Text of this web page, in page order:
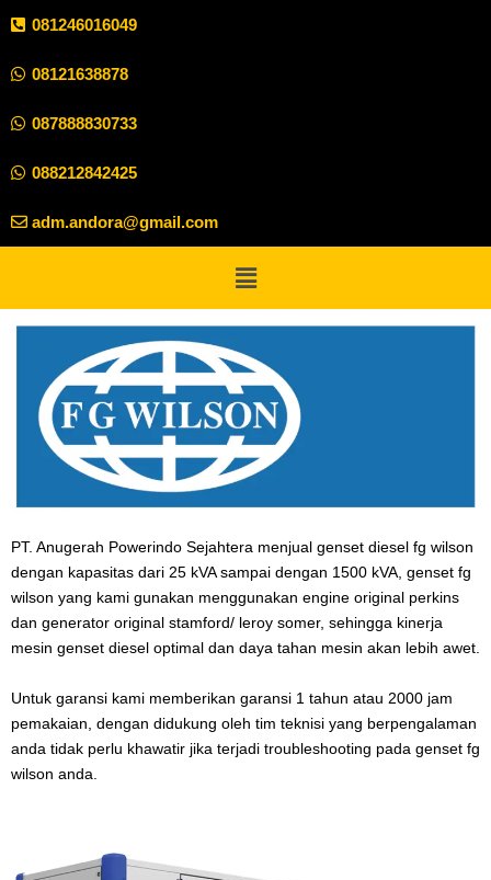
081246016049
08121638878
087888830733
088212842425
adm.andora@gmail.com
PT. Anugerah Powerindo Sejahtera menjual genset diesel fg wilson
dengan kapasitas dari 25 kVA sampai dengan 1500 kVA, genset fg
wilson yang kami gunakan menggunakan engine original perkins
dan generator original stamford/ leroy somer, sehingga kinerja
mesin genset diesel optimal dan daya tahan mesin akan lebih awet.
Untuk garansi kami memberikan garansi 1 tahun atau 2000 jam
pemakaian, dengan didukung oleh tim teknisi yang berpengalaman
anda tidak perlu khawatir jika terjadi troubleshooting pada genset fg
wilson anda.